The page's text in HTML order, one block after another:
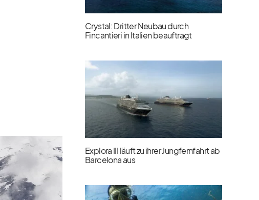
Crystal: Dritter Neubau durch
Fincantieri in Italien beauftragt
Explora III läuft zu ihrer Jungfernfahrt ab
Barcelona aus